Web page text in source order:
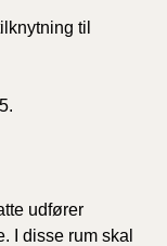
til
udfører
I disse rum skal